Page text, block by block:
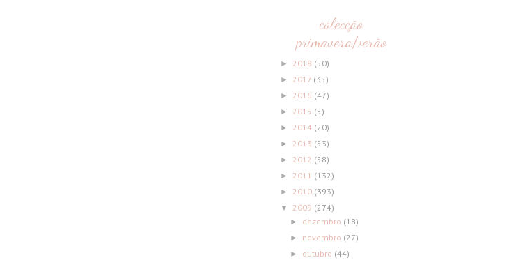
colecção
primavera/verão
► 2018 (50)
► 2017 (35)
► 2016 (47)
► 2015 (5)
► 2014 (20)
► 2013 (53)
► 2012 (58)
► 2011 (132)
► 2010 (393)
▼ 2009 (274)
► dezembro (18)
► novembro (27)
► outubro (44)